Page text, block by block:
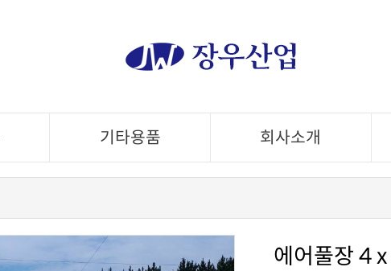
기타용품 회사소개
에어풀장 4